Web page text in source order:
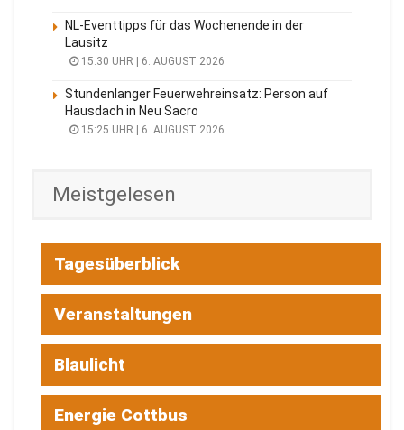
NL-Eventtipps für das Wochenende in der
Lausitz
15:30 UHR | 6. AUGUST 2026
Stundenlanger Feuerwehreinsatz: Person auf
Hausdach in Neu Sacro
15:25 UHR | 6. AUGUST 2026
Meistgelesen
Tagesüberblick
Veranstaltungen
Blaulicht
Energie Cottbus